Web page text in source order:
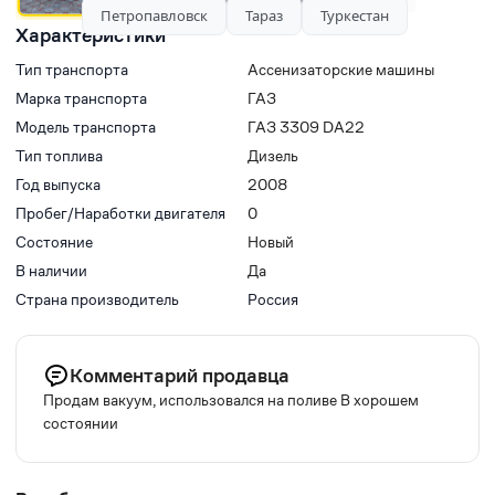
Характеристики
Тип транспорта
Ассенизаторские машины
Марка транспорта
ГАЗ
Модель транспорта
ГАЗ 3309 DA22
Тип топлива
Дизель
Год выпуска
2008
Пробег/Наработки двигателя
0
Состояние
Новый
В наличии
Да
Страна производитель
Россия
Комментарий продавца
Продам вакуум, использовался на поливе В хорошем
состоянии
Петропавловск Тараз Туркестан